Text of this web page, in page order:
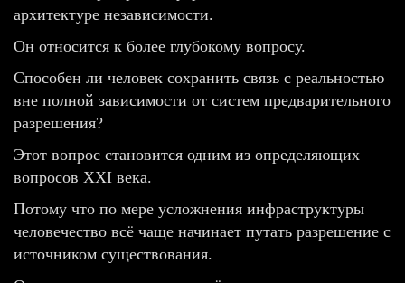
архитектуре независимости.
Он относится к более глубокому вопросу.
Способен ли человек сохранить связь с реальностью
вне полной зависимости от систем предварительного
разрешения?
Этот вопрос становится одним из определяющих
вопросов XXI века.
Потому что по мере усложнения инфраструктуры
человечество всё чаще начинает путать разрешение с
источником существования.